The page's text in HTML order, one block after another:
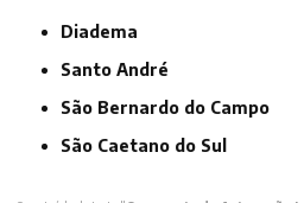
Diadema
Santo André
São Bernardo do Campo
São Caetano do Sul